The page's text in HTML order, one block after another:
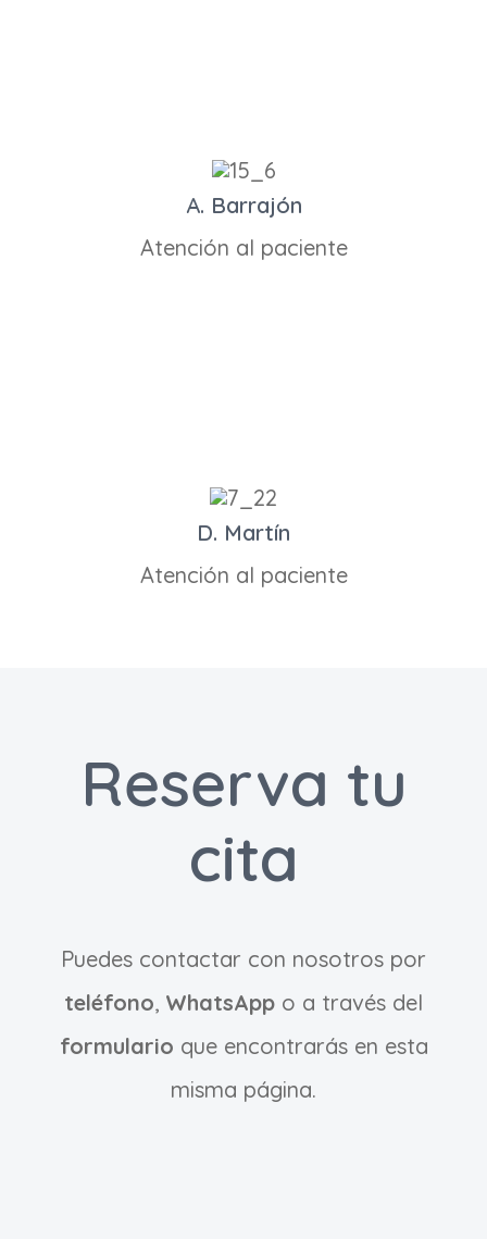
A. Barrajón
Atención al paciente
D. Martín
Atención al paciente
Reserva tu
cita
Puedes contactar con nosotros por
teléfono, WhatsApp o a través del
formulario que encontrarás en esta
misma página.